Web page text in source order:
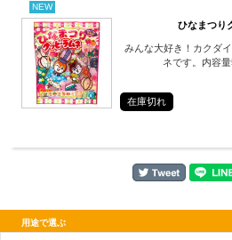
NEW
ひなまつり
みんな大好き！カクダ
ネです。内容
在庫切れ
用途で選ぶ